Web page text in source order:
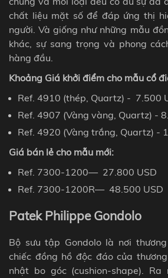
chất liệu mặt số để đáp ứng thị
người. Và giống như những mẫu
khác, sự sang trọng và phong
hàng đầu.
Khoảng Giá khởi điểm cho mẫu cổ
Ref. 4910 (thép, Quartz) - 7.500
Ref. 4907 (Vàng vàng, Quartz) -
Ref. 4920 (Vàng trắng, Quartz) -
Giá bán lẻ cho mẫu mới:
Ref. 7300-1200— 27.800 USD
Ref. 7300-1200R— 48.500 USD
Patek Philippe Gondolo
Bộ sưu tập Gondolo là nơi
chiếc đồng hồ độc đáo của
nhật bo góc (cushion-shape).